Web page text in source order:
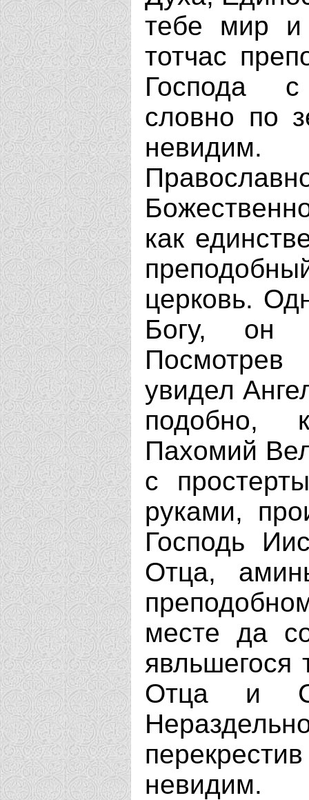
тебе мир
тотчас
Господа
словно по
как
церковь.
Богу, он
увидел
подобно,
Пахомий
с
руками,
Господь
Отца,
месте да
явльшегося
Отца и
невидим.